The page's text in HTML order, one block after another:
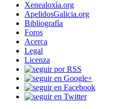
Xenealoxía.org
ApelidosGalicia.org
Bibliografía
Foros
Acerca
Legal
Licenza